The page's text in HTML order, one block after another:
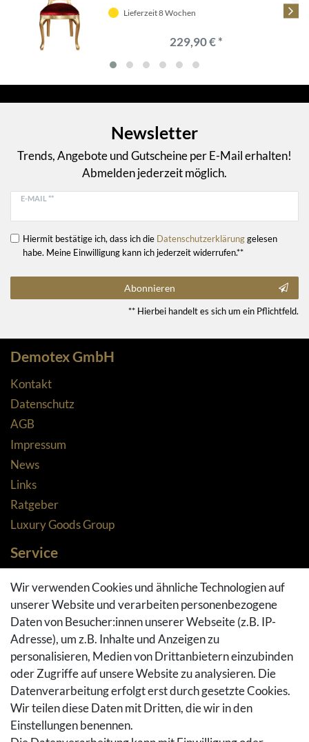
Lieferzeit 8 Wochen
229,90 € *
Newsletter
Trends, Angebote und Gutscheine per E-Mail erhalten!
Abmelden jederzeit möglich.
E-MAIL **
Hiermit bestätige ich, dass ich die Daten­schutz­erklärunggelesen
habe. Meine Einwilligung kann ich jederzeit widerrufen.**
Abonnieren
** Hierbei handelt es sich um ein Pflichtfeld.
Demotex GmbH
Kontakt
Datenschutz
AGB
Impressum
News
Links
Ratgeber
Luxury Goods Group
Service
Zahlungsarten
Versandarten & -kosten
Widerrufsrecht
Rückgaberecht
Vertrag widerrufen
Warenkorb
Hilfe
Social Media
Wir verwenden Cookies und ähnliche Technologien auf
unserer Website und verarbeiten personenbezogene
Daten von Besucher:innen unserer Webseite (z.B. IP-
Adresse), um z.B. Inhalte und Anzeigen zu
personalisieren, Medien von Drittanbietern einzubinden
oder Zugriffe auf unsere Website zu analysieren. Die
Datenverarbeitung erfolgt erst durch gesetzte Cookies.
Wir teilen diese Daten mit Dritten, die wir in den
Einstellungen benennen.